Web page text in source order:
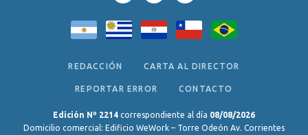
REDACCIÓN CARTA AL DIRECTOR
REPORTAR ERROR CONTACTO
Edición Nº 2214 correspondiente al día 08/08/2026
Domicilio comercial: Edificio WeWork – Torre Odeón Av. Corrientes